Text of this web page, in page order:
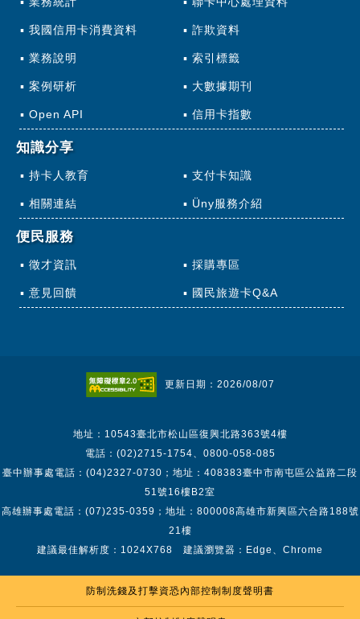
我國信用卡消費資料 詐欺資料
業務說明 索引標籤
案例研析 大數據期刊
Open API 信用卡指數
知識分享
持卡人教育 支付卡知識
相關連結 Üny服務介紹
便民服務
徵才資訊 採購專區
意見回饋 國民旅遊卡Q&A
更新日期：2026/08/07
地址：10543臺北市松山區復興北路363號4樓
電話：(02)2715-1754、0800-058-085
臺中辦事處電話：(04)2327-0730；地址：408383臺中市南屯區公益路二段
51號16樓B2室
高雄辦事處電話：(07)235-0359；地址：800008高雄市新興區六合路188號
21樓
建議最佳解析度：1024X768 建議瀏覽器：Edge、Chrome
防制洗錢及打擊資恐內部控制制度聲明書